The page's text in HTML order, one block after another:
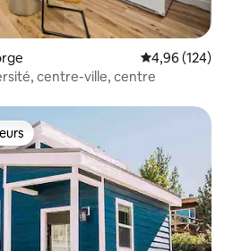
Évaluation
4,96 (124)
centre-ville, centre
les plus appréciés